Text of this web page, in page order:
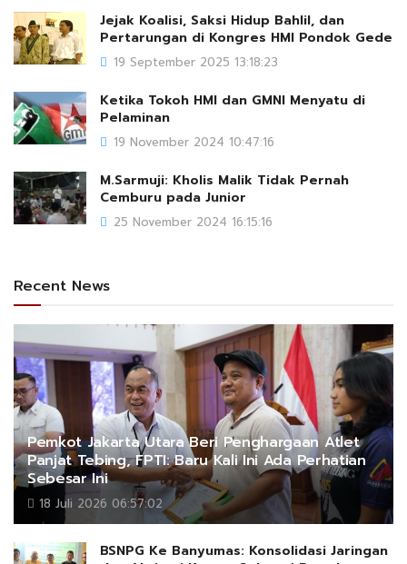
Jejak Koalisi, Saksi Hidup Bahlil, dan
Pertarungan di Kongres HMI Pondok Gede
19 September 2025 13:18:23
Ketika Tokoh HMI dan GMNI Menyatu di
Pelaminan
19 November 2024 10:47:16
M.Sarmuji: Kholis Malik Tidak Pernah
Cemburu pada Junior
25 November 2024 16:15:16
Recent News
Pemkot Jakarta Utara Beri Penghargaan Atlet
Panjat Tebing, FPTI: Baru Kali Ini Ada Perhatian
Sebesar Ini
18 Juli 2026 06:57:02
BSNPG Ke Banyumas: Konsolidasi Jaringan